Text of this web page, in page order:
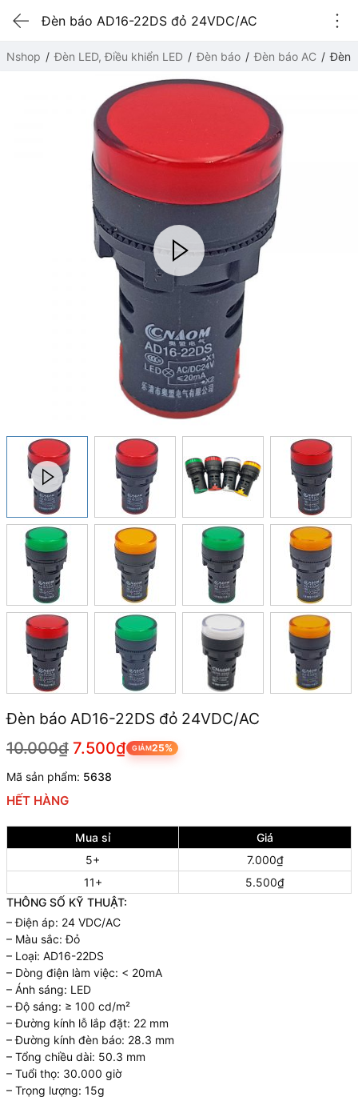
Đèn báo AD16-22DS đỏ 24VDC/AC
Nshop Đèn LED, Điều khiển LED Đèn báo Đèn báo AC Đèn
Đèn báo AD16-22DS đỏ 24VDC/AC
10.000₫ 7.500₫ GIẢM25%
Mã sản phẩm: 5638
HẾT HÀNG
Mua sỉ
Giá
5+
7.000₫
11+
5.500₫
THÔNG SỐ KỸ THUẬT:
– Điện áp: 24 VDC/AC
– Màu sắc: Đỏ
– Loại: AD16-22DS
– Dòng điện làm việc: < 20mA
– Ánh sáng: LED
– Độ sáng: ≥ 100 cd/m²
– Đường kính lỗ lắp đặt: 22 mm
– Đường kính đèn báo: 28.3 mm
– Tổng chiều dài: 50.3 mm
– Tuổi thọ: 30.000 giờ
– Trọng lượng: 15g